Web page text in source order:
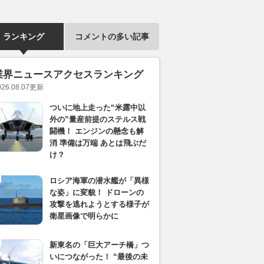
ランキング コメントの多い記事
界ニュースアクセスランキング
更新
ついに地上走った“米露中以
外の”量産前提のステルス戦
闘機！ エンジンの懸念も解
消 準備は万端 あとは飛ぶだ
け？
ロシア海軍の潜水艦が「異様
な姿」に変貌！ ドローンの
攻撃を逃れようとする様子が
衛星画像で明らかに
新東名の「巨大アーチ橋」つ
いにつながった！ “最後の未